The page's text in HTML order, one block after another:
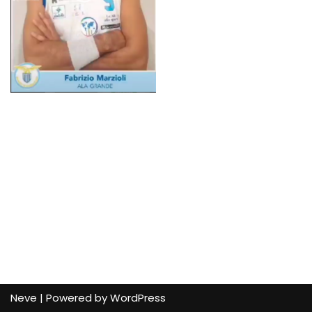
Neve | Powered byWordPress